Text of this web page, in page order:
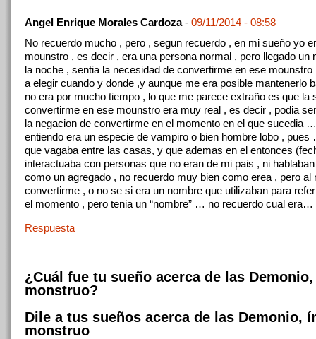
Angel Enrique Morales Cardoza- 09/11/2014 - 08:58
No recuerdo mucho , pero , segun recuerdo , en mi sueño yo
mounstro , es decir , era una persona normal , pero llegado un
la noche , sentia la necesidad de convertirme en ese mounstro
a elegir cuando y donde ,y aunque me era posible mantenerlo
no era por mucho tiempo , lo que me parece extraño es que la
convertirme en ese mounstro era muy real , es decir , podia
la negacion de convertirme en el momento en el que sucedia
entiendo era un especie de vampiro o bien hombre lobo ,
que vagaba entre las casas, y que ademas en el entonces
interactuaba con personas que no eran de mi pais , ni
como un agregado , no recuerdo muy bien como erea , pero al
convertirme , o no se si era un nombre que utilizaban para
el momento , pero tenia un “nombre” … no recuerdo cual era…
Respuesta
¿Cuál fue tu sueño acerca de las
monstruo?
Dile a tus sueños acerca de las Demonio,
monstruo